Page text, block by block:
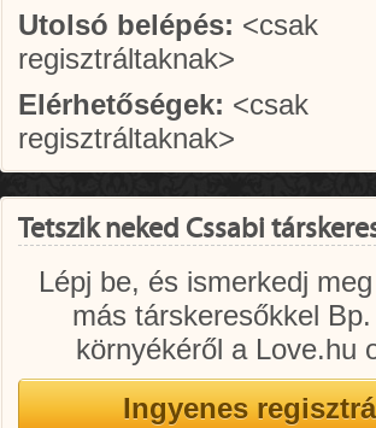
Utolsó belépés: <csak
regisztráltaknak>
Elérhetőségek: <csak
regisztráltaknak>
Tetszik neked Cssabi
Lépj be, és ismerkedj
más társkeresőkkel
környékéről a Love.hu